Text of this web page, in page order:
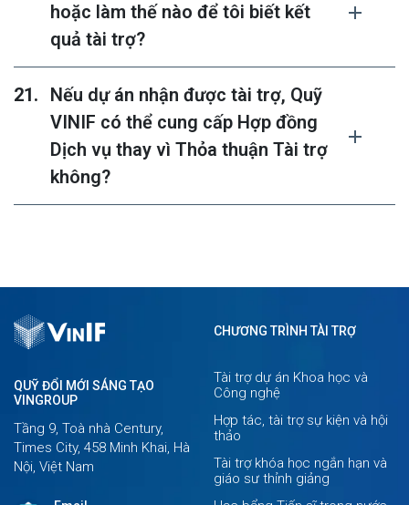
hoặc làm thế nào để tôi biết kết
quả tài trợ?
Nếu dự án nhận được tài trợ, Quỹ
VINIF có thể cung cấp Hợp đồng
Dịch vụ thay vì Thỏa thuận Tài trợ
không?
QUỸ ĐỔI MỚI SÁNG TẠO
VINGROUP
Tầng 9, Toà nhà Century,
Times City, 458 Minh Khai, Hà
Nội, Việt Nam
CHƯƠNG TRÌNH TÀI TRỢ
Tài trợ dự án Khoa học và
Công nghệ
Hợp tác, tài trợ sự kiện và hội
thảo
Tài trợ khóa học ngắn hạn và
giáo sư thỉnh giảng